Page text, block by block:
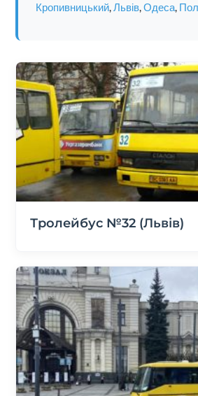
Кропивницький,Львів,Одеса,
Тролейбус №32 (Львів)